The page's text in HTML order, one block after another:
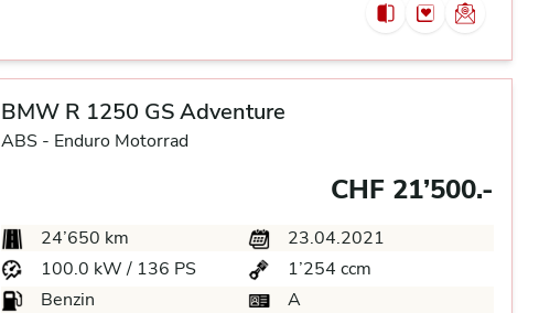
BMW R 1250 GS Adventure
ABS - Enduro Motorrad
CHF 21’500.-
24’650 km
23.04.2021
100.0 kW / 136 PS
1’254 ccm
Benzin
A